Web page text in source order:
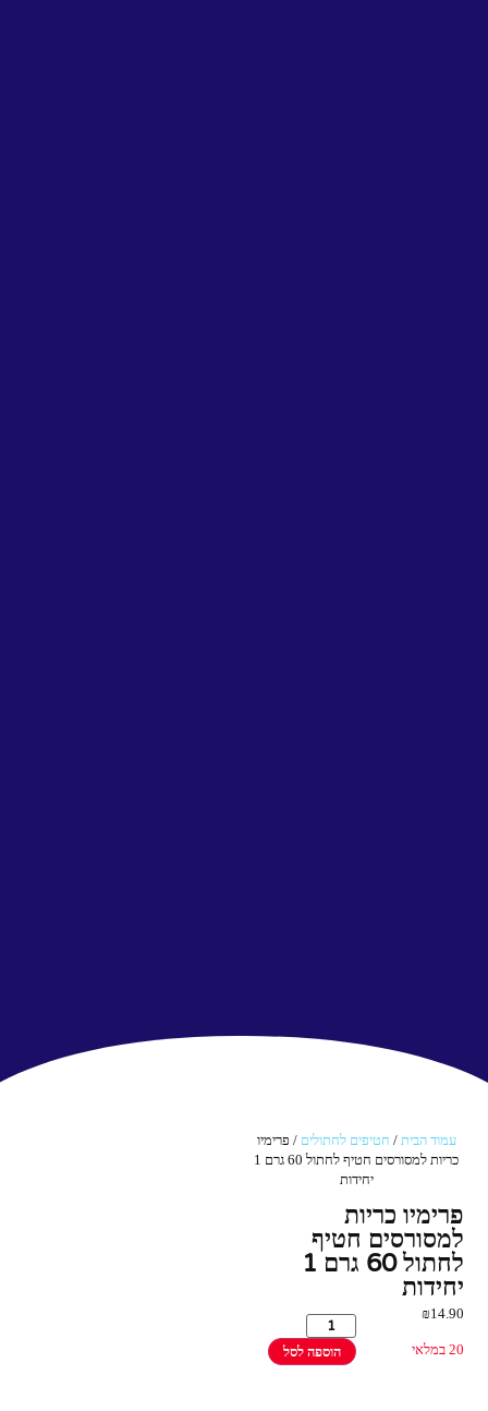
עמוד הבית / חטיפים לחתולים / פרימיו
כריות למסורסים חטיף לחתול 60 גרם 1
יחידות
פרימיו כריות
למסורסים חטיף
לחתול 60 גרם 1
יחידות
₪14.90
20 במלאי הוספה לסל